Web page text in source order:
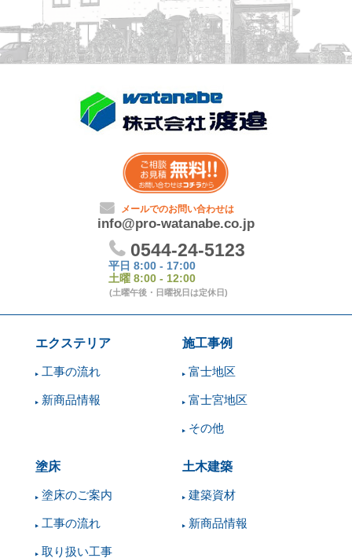
エクステリア
工事の流れ
新商品情報
施工事例
富士地区
富士宮地区
その他
塗床
塗床のご案内
工事の流れ
取り扱い工事
土木建築
建築資材
新商品情報